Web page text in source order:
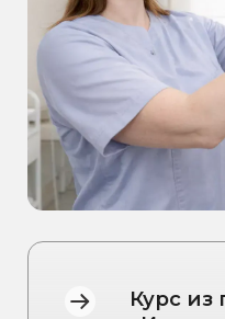
Подробнее про
КОМУ МОЖЕТ
КУРС: